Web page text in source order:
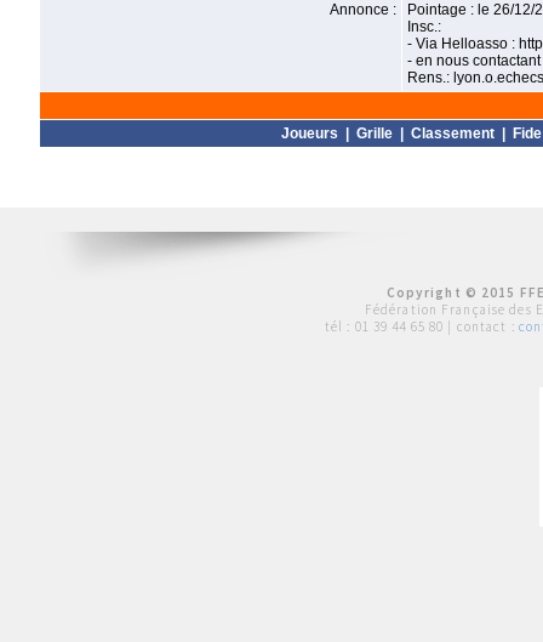
Annonce :
Pointage : le 26/12/
Insc.:
- Via Helloasso :
- en nous contactant
Rens.:
Joueurs Grille Classement Fide
Copyright © 2015
Fédération Française des
tél : 01 39 44 65 80 | contact :